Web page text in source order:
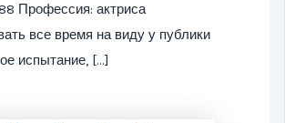
Профессия: актриса
все время на виду у публики
испытание, […]